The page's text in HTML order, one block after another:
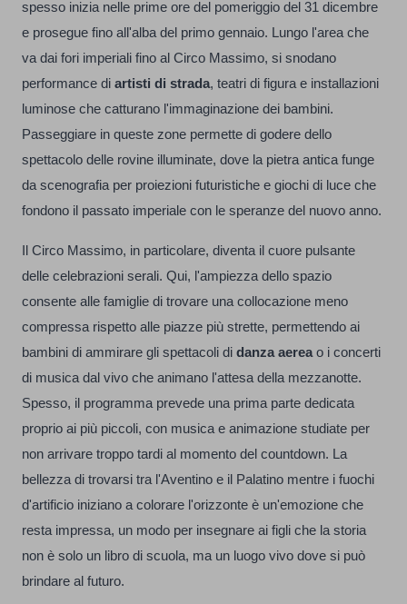
spesso inizia nelle prime ore del pomeriggio del 31 dicembre
e prosegue fino all'alba del primo gennaio. Lungo l'area che
va dai fori imperiali fino al Circo Massimo, si snodano
performance di artisti di strada, teatri di figura e installazioni
luminose che catturano l'immaginazione dei bambini.
Passeggiare in queste zone permette di godere dello
spettacolo delle rovine illuminate, dove la pietra antica funge
da scenografia per proiezioni futuristiche e giochi di luce che
fondono il passato imperiale con le speranze del nuovo anno.
Il Circo Massimo, in particolare, diventa il cuore pulsante
delle celebrazioni serali. Qui, l'ampiezza dello spazio
consente alle famiglie di trovare una collocazione meno
compressa rispetto alle piazze più strette, permettendo ai
bambini di ammirare gli spettacoli di danza aerea o i concerti
di musica dal vivo che animano l'attesa della mezzanotte.
Spesso, il programma prevede una prima parte dedicata
proprio ai più piccoli, con musica e animazione studiate per
non arrivare troppo tardi al momento del countdown. La
bellezza di trovarsi tra l'Aventino e il Palatino mentre i fuochi
d'artificio iniziano a colorare l'orizzonte è un'emozione che
resta impressa, un modo per insegnare ai figli che la storia
non è solo un libro di scuola, ma un luogo vivo dove si può
brindare al futuro.